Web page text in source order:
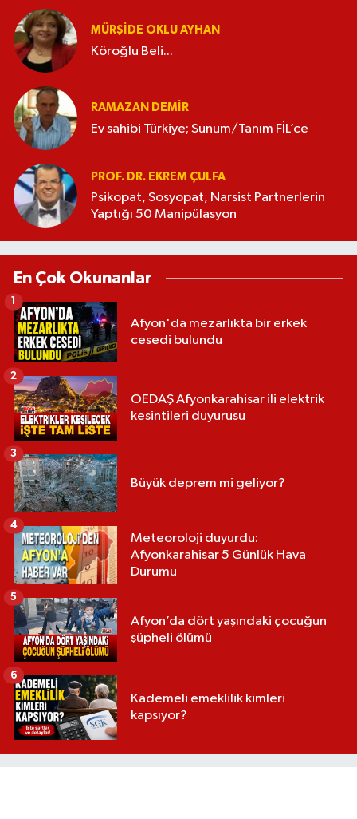
MÜRŞIDE OKLU AYHAN
Köroğlu Beli...
RAMAZAN DEMİR
Ev sahibi Türkiye; Sunum/Tanım FİL’ce
PROF. DR. EKREM ÇULFA
Psikopat, Sosyopat, Narsist Partnerlerin
Yaptığı 50 Manipülasyon
En Çok Okunanlar
Afyon'da mezarlıkta bir erkek
cesedi bulundu
1
OEDAŞ Afyonkarahisar ili elektrik
kesintileri duyurusu
2
Büyük deprem mi geliyor?
3
Meteoroloji duyurdu:
Afyonkarahisar 5 Günlük Hava
Durumu
4
Afyon’da dört yaşındaki çocuğun
şüpheli ölümü
5
Kademeli emeklilik kimleri
kapsıyor?
6